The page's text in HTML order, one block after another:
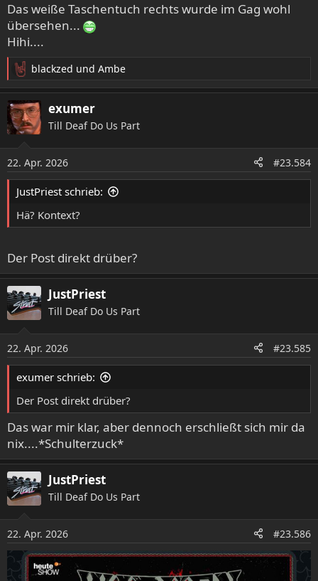
Das weiße Taschentuch rechts wurde im Gag wohl
übersehen...
Hihi....
R
e
a
k
t
n
e
n
blackzed und Ambe
exumer
Till Deaf Do Us Part
22. Apr. 2026 #23.584
JustPriest schrieb:
Hä? Kontext?
Der Post direkt drüber?
JustPriest
Till Deaf Do Us Part
22. Apr. 2026 #23.585
exumer schrieb:
Der Post direkt drüber?
Das war mir klar, aber dennoch erschließt sich mir da
nix....*Schulterzuck*
JustPriest
Till Deaf Do Us Part
22. Apr. 2026 #23.586